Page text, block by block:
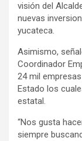
visión del
nuevas
yucateca.
Asimismo,
Coordinador
24 mil
Estado los
estatal.
“Nos gusta
siempre